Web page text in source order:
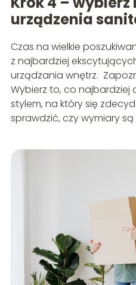
urządzenia
Czas na wielkie
z najbardziej
urządzania wnętrz.
Wybierz to, co najbardziej
stylem, na który się
sprawdzić, czy wymiary